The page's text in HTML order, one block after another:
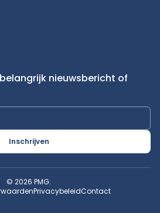
nieuwsbericht of
Inschrijven
© 2026 PMG.
PrivacybeleidContact